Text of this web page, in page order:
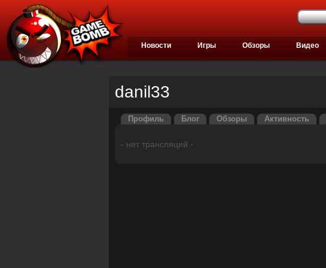
Новости Игры Обзоры Видео
danil33
Профиль Блог Обзоры Активность
- нет трансляций -